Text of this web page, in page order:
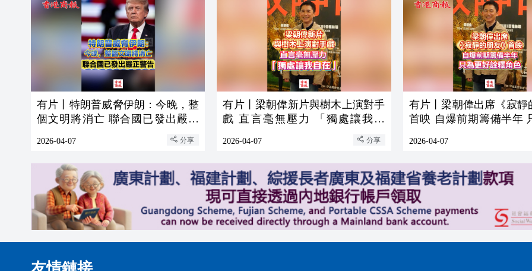
有片丨特朗普威脅伊朗：今晚，整
個文明將消亡 聯合國已發出嚴正
2026-04-07 分享
有片丨梁朝偉新片與樹木上演對手
戲 直言毫無壓力 「獨處讓我自
2026-04-07 分享
有片丨梁朝偉出席《寂靜
首映 自爆前期籌備半年
2026-04-07